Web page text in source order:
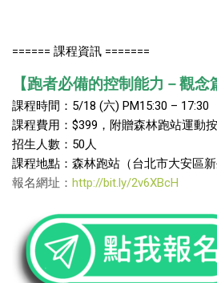
====== 課程資訊 =======
【跑者必備的控制能力－觀念
課程時間：5/18 (六) PM15:30 – 17:30
課程費用：$399，附贈森林跑站運動
招生人數：50人
課程地點：森林跑站（台北市大安區新
報名網址： http://bit.ly/2v6XBcH